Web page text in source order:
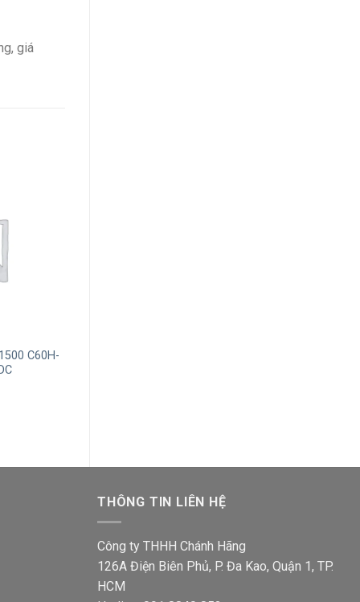
giá
C60H-
THÔNG TIN LIÊN HỆ
Công ty THHH Chánh Hãng
126A Điện Biên Phủ, P. Đa Kao, Quận 1, TP.
HCM